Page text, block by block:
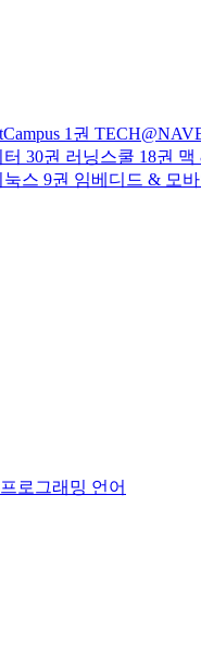
1권
30권 러닝스쿨 18권 맥
눅스 9권 임베디드 & 모
로그래밍 언어